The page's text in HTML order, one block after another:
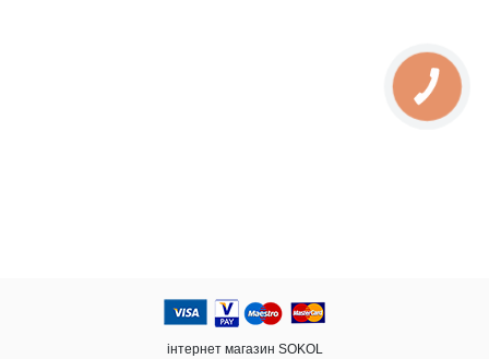
інтернет магазин SOKOL
КНОПКА
ЗВ'ЯЗКУ